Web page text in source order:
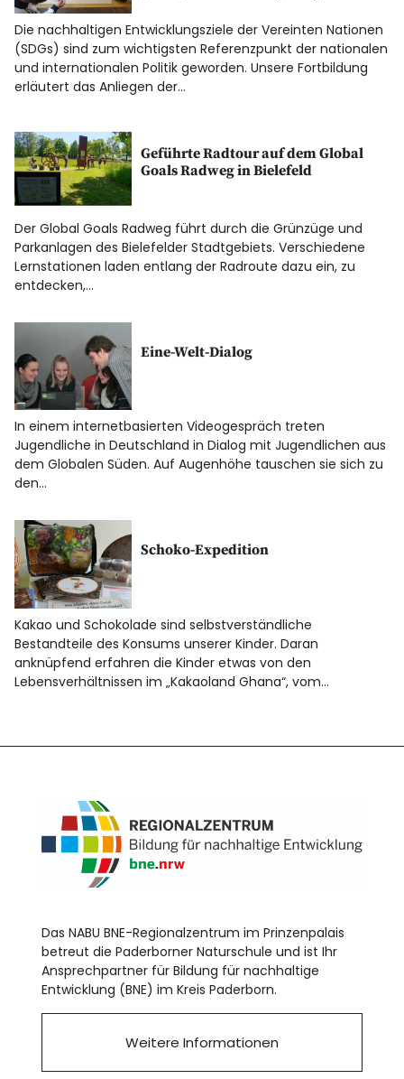
Die nachhaltigen Entwicklungsziele der Vereinten Nationen
(SDGs) sind zum wichtigsten Referenzpunkt der nationalen
und internationalen Politik geworden. Unsere Fortbildung
erläutert das Anliegen der…
Geführte Radtour auf dem Global
Goals Radweg in Bielefeld
Der Global Goals Radweg führt durch die Grünzüge und
Parkanlagen des Bielefelder Stadtgebiets. Verschiedene
Lernstationen laden entlang der Radroute dazu ein, zu
entdecken,…
Eine-Welt-Dialog
In einem internetbasierten Videogespräch treten
Jugendliche in Deutschland in Dialog mit Jugendlichen aus
dem Globalen Süden. Auf Augenhöhe tauschen sie sich zu
den…
Schoko-Expedition
Kakao und Schokolade sind selbstverständliche
Bestandteile des Konsums unserer Kinder. Daran
anknüpfend erfahren die Kinder etwas von den
Lebensverhältnissen im „Kakaoland Ghana“, vom…
Das NABU BNE-Regionalzentrum im Prinzenpalais
betreut die Paderborner Naturschule und ist Ihr
Ansprechpartner für Bildung für nachhaltige
Entwicklung (BNE) im Kreis Paderborn.
Weitere Informationen